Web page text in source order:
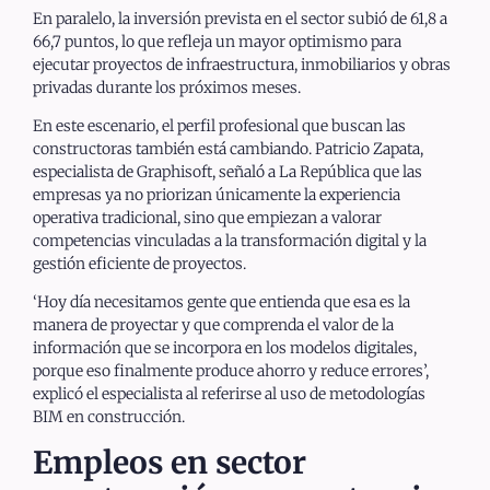
En paralelo, la inversión prevista en el sector subió de 61,8 a
66,7 puntos, lo que refleja un mayor optimismo para
ejecutar proyectos de infraestructura, inmobiliarios y obras
privadas durante los próximos meses.
En este escenario, el perfil profesional que buscan las
constructoras también está cambiando. Patricio Zapata,
especialista de Graphisoft, señaló a La República que las
empresas ya no priorizan únicamente la experiencia
operativa tradicional, sino que empiezan a valorar
competencias vinculadas a la transformación digital y la
gestión eficiente de proyectos.
‘Hoy día necesitamos gente que entienda que esa es la
manera de proyectar y que comprenda el valor de la
información que se incorpora en los modelos digitales,
porque eso finalmente produce ahorro y reduce errores’,
explicó el especialista al referirse al uso de metodologías
BIM en construcción.
Empleos en sector